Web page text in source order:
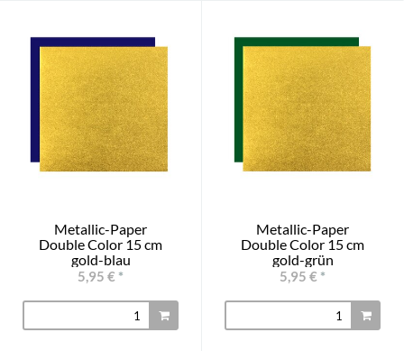
Metallic-Paper
Double Color 15 cm
gold-blau
5,95 € *
Metallic-Paper
Double Color 15 cm
gold-grün
5,95 € *